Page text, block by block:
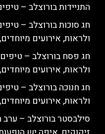
התניידות בורוצלב –
חג סוכות בורוצלב –
ולראות, אירועים
חג פסח בורוצלב –
ולראות, אירועים
חג חנוכה בורוצלב –
ולראות, אירועים
סילבסטר בורוצלב –